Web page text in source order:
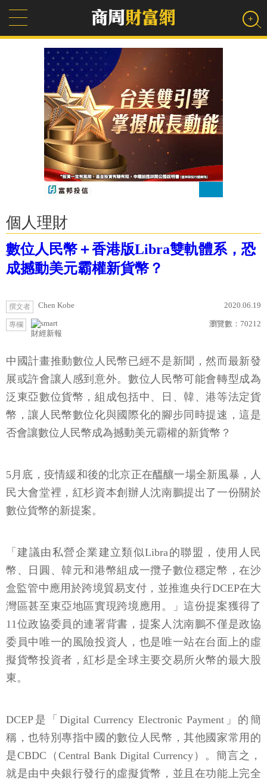
個人理財
數位人民幣＋香港版Libra雙軌體系，恐
成撼動美元霸權新貨幣？
撰文者 Chen Kobe 2020.06.19
專欄
財經新報
瀏覽數： 70212
中國計畫推動數位人民幣已經不是新聞，然而最新發
展或許會讓人感到意外。數位人民幣可能會轉型成為
泛東亞數位貨幣，組成包括中、日、韓、港等法定貨
幣，讓人民幣數位化與國際化的腳步同時提速，這是
否會讓數位人民幣成為撼動美元霸權的新貨幣？
5月底，疫情緩和後的北京正在醞釀一場全新風暴，人
民大會堂裡，紅杉資本創辦人沈南鵬提出了一份關於
數位貨幣的新提案。
「建議由私營企業建立類似Libra的聯盟，使用人民
幣、日圓、韓元和港幣組成一攬子數位穩定幣，在沙
盒監管中應用於跨境貿易支付，並推進央行DCEP在大
灣區甚至東亞地區實現跨境應用。」這份提案獲得了
11位政協委員的連署背書，提案人沈南鵬不僅是政協
委員中唯一的風險投資人，也是唯一站在台面上的虛
擬貨幣投資者，紅杉是全球主要交易所火幣的最大股
東。
DCEP是「Digital Currency Electronic Payment」的簡
稱，也特別專指中國的數位人民幣，其他國家常用的
是CBDC（Central Bank Digital Currency）。簡言之，
就是由中央銀行發行的虛擬貨幣，並且在功能上完全